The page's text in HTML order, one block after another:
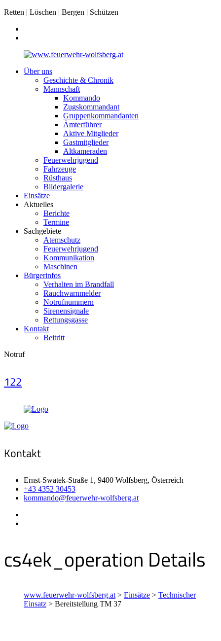
Retten | Löschen | Bergen | Schützen
Über uns
Geschichte & Chronik
Mannschaft
Kommando
Zugskommandant
Gruppenkommandanten
Ämterführer
Aktive Mitglieder
Gastmitglieder
Altkameraden
Feuerwehrjugend
Fahrzeuge
Rüsthaus
Bildergalerie
Einsätze
Aktuelles
Berichte
Termine
Sachgebiete
Atemschutz
Feuerwehrjugend
Kommunikation
Maschinen
Bürgerinfos
Verhalten im Brandfall
Rauchwarnmelder
Notrufnummern
Sirenensignale
Rettungsgasse
Kontakt
Beitritt
Notruf
122
Kontakt
Ernst-Swatek-Straße 1, 9400 Wolfsberg, Österreich
+43 4352 30453
kommando@feuerwehr-wolfsberg.at
cs4ek_operation Details
www.feuerwehr-wolfsberg.at > Einsätze > Technischer
Einsatz > Bereitstellung TM 37